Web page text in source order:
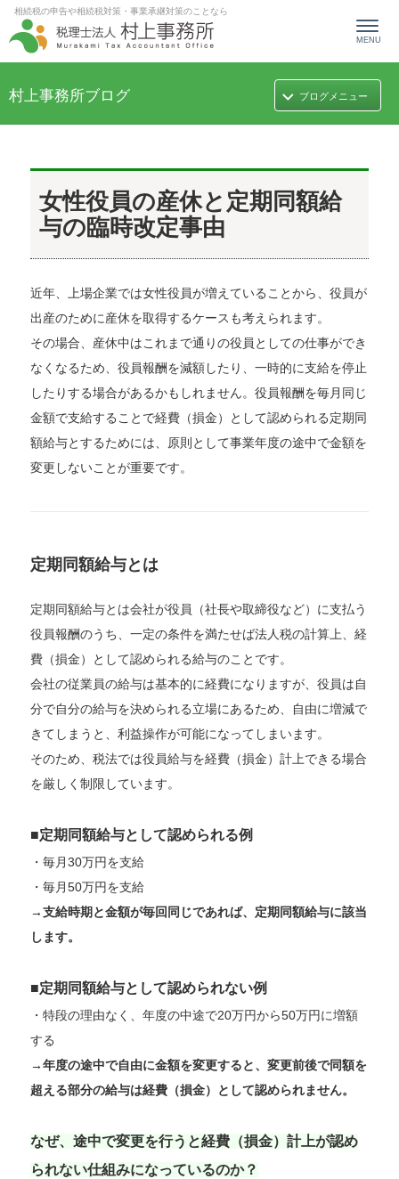
MENU
相続税の申告や相続税対策・事業承継対策のことなら
村上事務所ブログ
女性役員の産休と定期同額給
与の臨時改定事由
近年、上場企業では女性役員が増えていることから、役員が
出産のために産休を取得するケースも考えられます。
その場合、産休中はこれまで通りの役員としての仕事ができ
なくなるため、役員報酬を減額したり、一時的に支給を停止
したりする場合があるかもしれません。役員報酬を毎月同じ
金額で支給することで経費（損金）として認められる定期同
額給与とするためには、原則として事業年度の途中で金額を
変更しないことが重要です。
定期同額給与とは
定期同額給与とは会社が役員（社長や取締役など）に支払う
役員報酬のうち、一定の条件を満たせば法人税の計算上、経
費（損金）として認められる給与のことです。
会社の従業員の給与は基本的に経費になりますが、役員は自
分で自分の給与を決められる立場にあるため、自由に増減で
きてしまうと、利益操作が可能になってしまいます。
そのため、税法では役員給与を経費（損金）計上できる場合
を厳しく制限しています。
■定期同額給与として認められる例
・毎月30万円を支給
・毎月50万円を支給
→支給時期と金額が毎回同じであれば、定期同額給与に該当
します。
■定期同額給与として認められない例
・特段の理由なく、年度の中途で20万円から50万円に増額
する
→年度の途中で自由に金額を変更すると、変更前後で同額を
超える部分の給与は経費（損金）として認められません。
なぜ、途中で変更を行うと経費（損金）計上が認め
られない仕組みになっているのか？